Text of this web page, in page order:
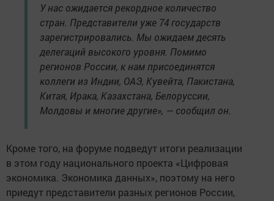
У нас ожидается рекордное количество
стран. Представители уже 74 государств
зарегистрировались. Мы ожидаем десять
делегаций высокого уровня. Помимо
регионов России, к нам присоединятся
коллеги из Индии, ОАЭ, Кувейта, Пакистана,
Китая, Ирака, Казахстана, Белоруссии,
Молдовы и многие другие», — сообщил он.
Кроме того, на форуме подведут итоги реализации
в этом году национального проекта «Цифровая
экономика. Экономика данных», поэтому на него
приедут представители разных регионов России,